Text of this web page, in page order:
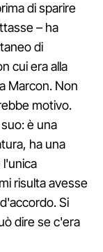
di sparire
– ha
di
cui era alla
Marcon. Non
motivo.
è una
ha una
risulta avesse
Si
dire se c'era